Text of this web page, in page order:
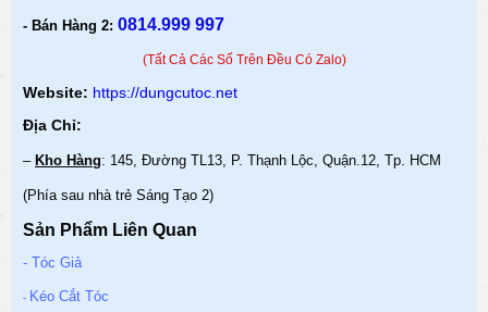
- Bán Hàng 2: 0814.999 997
(Tất Cả Các Số Trên Đều Có Zalo)
Website: https://dungcutoc.net
Địa Chỉ:
– Kho Hàng: 145, Đường TL13, P. Thạnh Lộc, Quận.12, Tp. HCM
(Phía sau nhà trẻ Sáng Tạo 2)
Sản Phẩm Liên Quan
- Tóc Giả
- Kéo Cắt Tóc